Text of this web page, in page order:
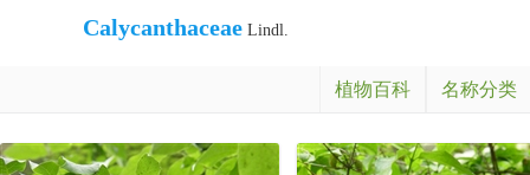
Calycanthaceae Lindl.
植物百科 名称分类